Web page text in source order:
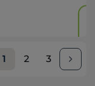
1 2 3